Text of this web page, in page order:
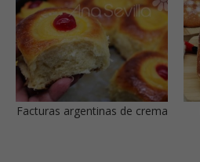
Facturas argentinas de crema